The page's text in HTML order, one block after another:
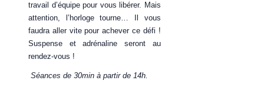
travail d’équipe pour vous libérer. Mais
attention, l’horloge tourne… Il vous
faudra aller vite pour achever ce défi !
Suspense et adrénaline seront au
rendez-vous !
Séances de 30min à partir de 14h.